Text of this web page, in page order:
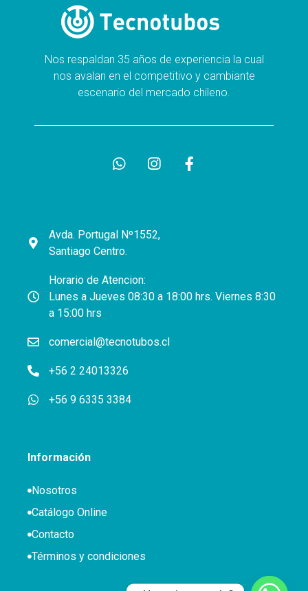
Nos respaldan 35 años de experiencia la cual
nos avalan en el competitivo y cambiante
escenario del mercado chileno.
Avda. Portugal Nº1552,
Santiago Centro.
Horario de Atencion:
Lunes a Jueves 08:30 a 18:00 hrs. Viernes 8:30
a 15:00 hrs
comercial@tecnotubos.cl
+56 2 24013326
+56 9 6335 3384
Información
Nosotros
Catálogo Online
Contacto
Términos y condiciones